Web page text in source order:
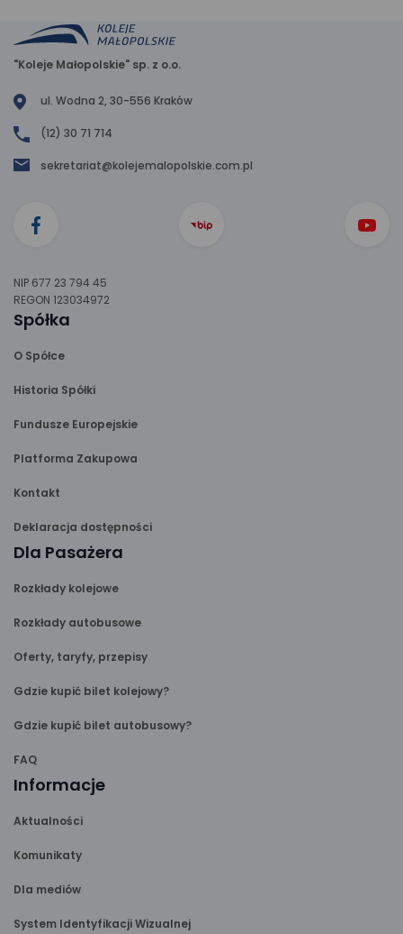
"Koleje Małopolskie" sp. z o.o.
ul. Wodna 2, 30-556 Kraków
(12) 30 71 714
sekretariat@kolejemalopolskie.com.pl
NIP 677 23 794 45
REGON 123034972
Spółka
O Spółce
Historia Spółki
Fundusze Europejskie
Platforma Zakupowa
Kontakt
Deklaracja dostępności
Dla Pasażera
Rozkłady kolejowe
Rozkłady autobusowe
Oferty, taryfy, przepisy
Gdzie kupić bilet kolejowy?
Gdzie kupić bilet autobusowy?
FAQ
Informacje
Aktualności
Komunikaty
Dla mediów
System Identyfikacji Wizualnej